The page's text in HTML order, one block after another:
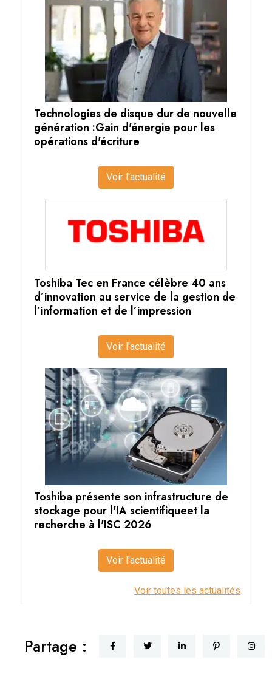
Technologies de disque dur de nouvelle
génération :Gain d'énergie pour les
opérations d'écriture
Voir l'actualité
Toshiba Tec en France célèbre 40 ans
d’innovation au service de la gestion de
l’information et de l’impression
Voir l'actualité
Toshiba présente son infrastructure de
stockage pour l'IA scientifiqueet la
recherche à l'ISC 2026
Voir l'actualité
Voir toutes les actualités
Partage :